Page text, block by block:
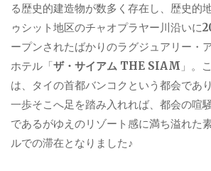
る歴史的建造物が数多く存在し、歴史的
ゥシット地区のチャオプラヤー川沿いに
ープンされたばかりのラグジュアリー・
ホテル「ザ・サイアム THE SIAM 」。
は、タイの首都バンコクという都会であ
一歩そこへ足を踏み入れれば、都会の喧
であるがゆえのリゾート感に満ち溢れた
ルでの滞在となりました♪